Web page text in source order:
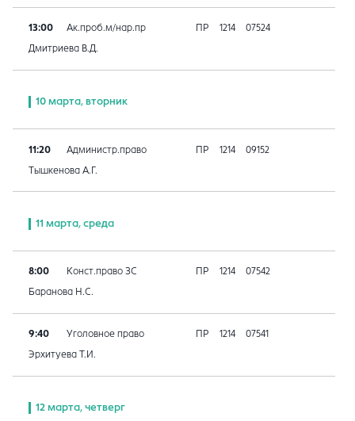
13:00 Ак.проб.м/нар.пр ПР 1214 07524
Дмитриева В.Д.
10 марта, вторник
11:20 Администр.право ПР 1214 09152
Тышкенова А.Г.
11 марта, среда
8:00 Конст.право ЗС ПР 1214 07542
Баранова Н.С.
9:40 Уголовное право ПР 1214 07541
Эрхитуева Т.И.
12 марта, четверг